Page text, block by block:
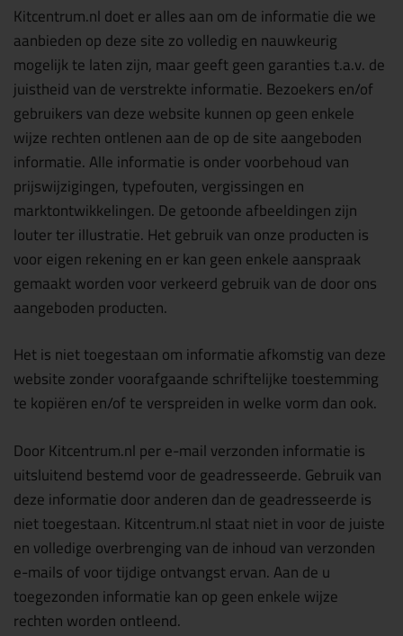
Kitcentrum.nl doet er alles aan om de informatie die we
aanbieden op deze site zo volledig en nauwkeurig
mogelijk te laten zijn, maar geeft geen garanties t.a.v. de
juistheid van de verstrekte informatie. Bezoekers en/of
gebruikers van deze website kunnen op geen enkele
wijze rechten ontlenen aan de op de site aangeboden
informatie. Alle informatie is onder voorbehoud van
prijswijzigingen, typefouten, vergissingen en
marktontwikkelingen. De getoonde afbeeldingen zijn
louter ter illustratie. Het gebruik van onze producten is
voor eigen rekening en er kan geen enkele aanspraak
gemaakt worden voor verkeerd gebruik van de door ons
aangeboden producten.
Het is niet toegestaan om informatie afkomstig van deze
website zonder voorafgaande schriftelijke toestemming
te kopiëren en/of te verspreiden in welke vorm dan ook.
Door Kitcentrum.nl per e-mail verzonden informatie is
uitsluitend bestemd voor de geadresseerde. Gebruik van
deze informatie door anderen dan de geadresseerde is
niet toegestaan. Kitcentrum.nl staat niet in voor de juiste
en volledige overbrenging van de inhoud van verzonden
e-mails of voor tijdige ontvangst ervan. Aan de u
toegezonden informatie kan op geen enkele wijze
rechten worden ontleend.